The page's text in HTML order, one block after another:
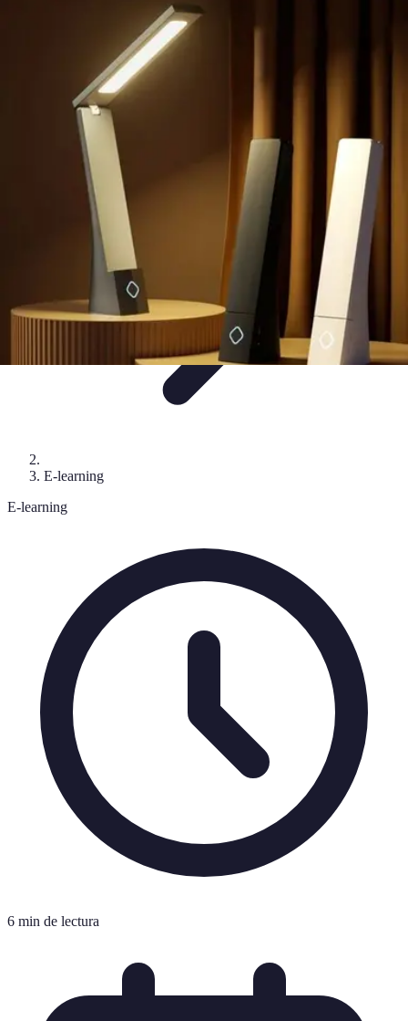
Plataformas de E-learningEstrategias de Aprendizaje
Educación VirtualHerramientas
Conocimiento Virtual
E-learning
E-learning
6 min de lectura